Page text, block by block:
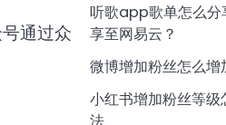
通过众
听歌app歌单怎么分
享至网易云？
微博增加粉丝怎么
小红书增加粉丝等
法